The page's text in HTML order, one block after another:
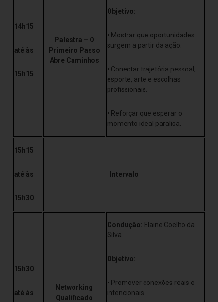
14h15
até às
15h15
Palestra – O
Primeiro Passo
Abre Caminhos
Objetivo:
• Mostrar que oportunidades
surgem a partir da ação.
• Conectar trajetória pessoal,
esporte, arte e escolhas
profissionais.
• Reforçar que esperar o
momento ideal paralisa.
15h15
até às
15h30
Intervalo
15h30
até às
Networking
Qualificado
Condução: Elaine Coelho da
Silva
Objetivo:
• Promover conexões reais e
intencionais